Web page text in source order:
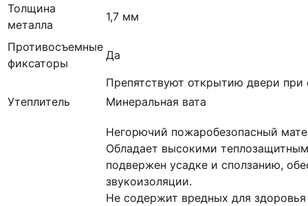
Толщина
металла
1,7 мм
Противосъемные
фиксаторы
Да
Препятствуют открытию двери при
Утеплитель
Минеральная вата
Негорючий пожаробезопасный
Обладает высокими
подвержен усадке и сползанию,
звукоизоляции.
Не содержит вредных для